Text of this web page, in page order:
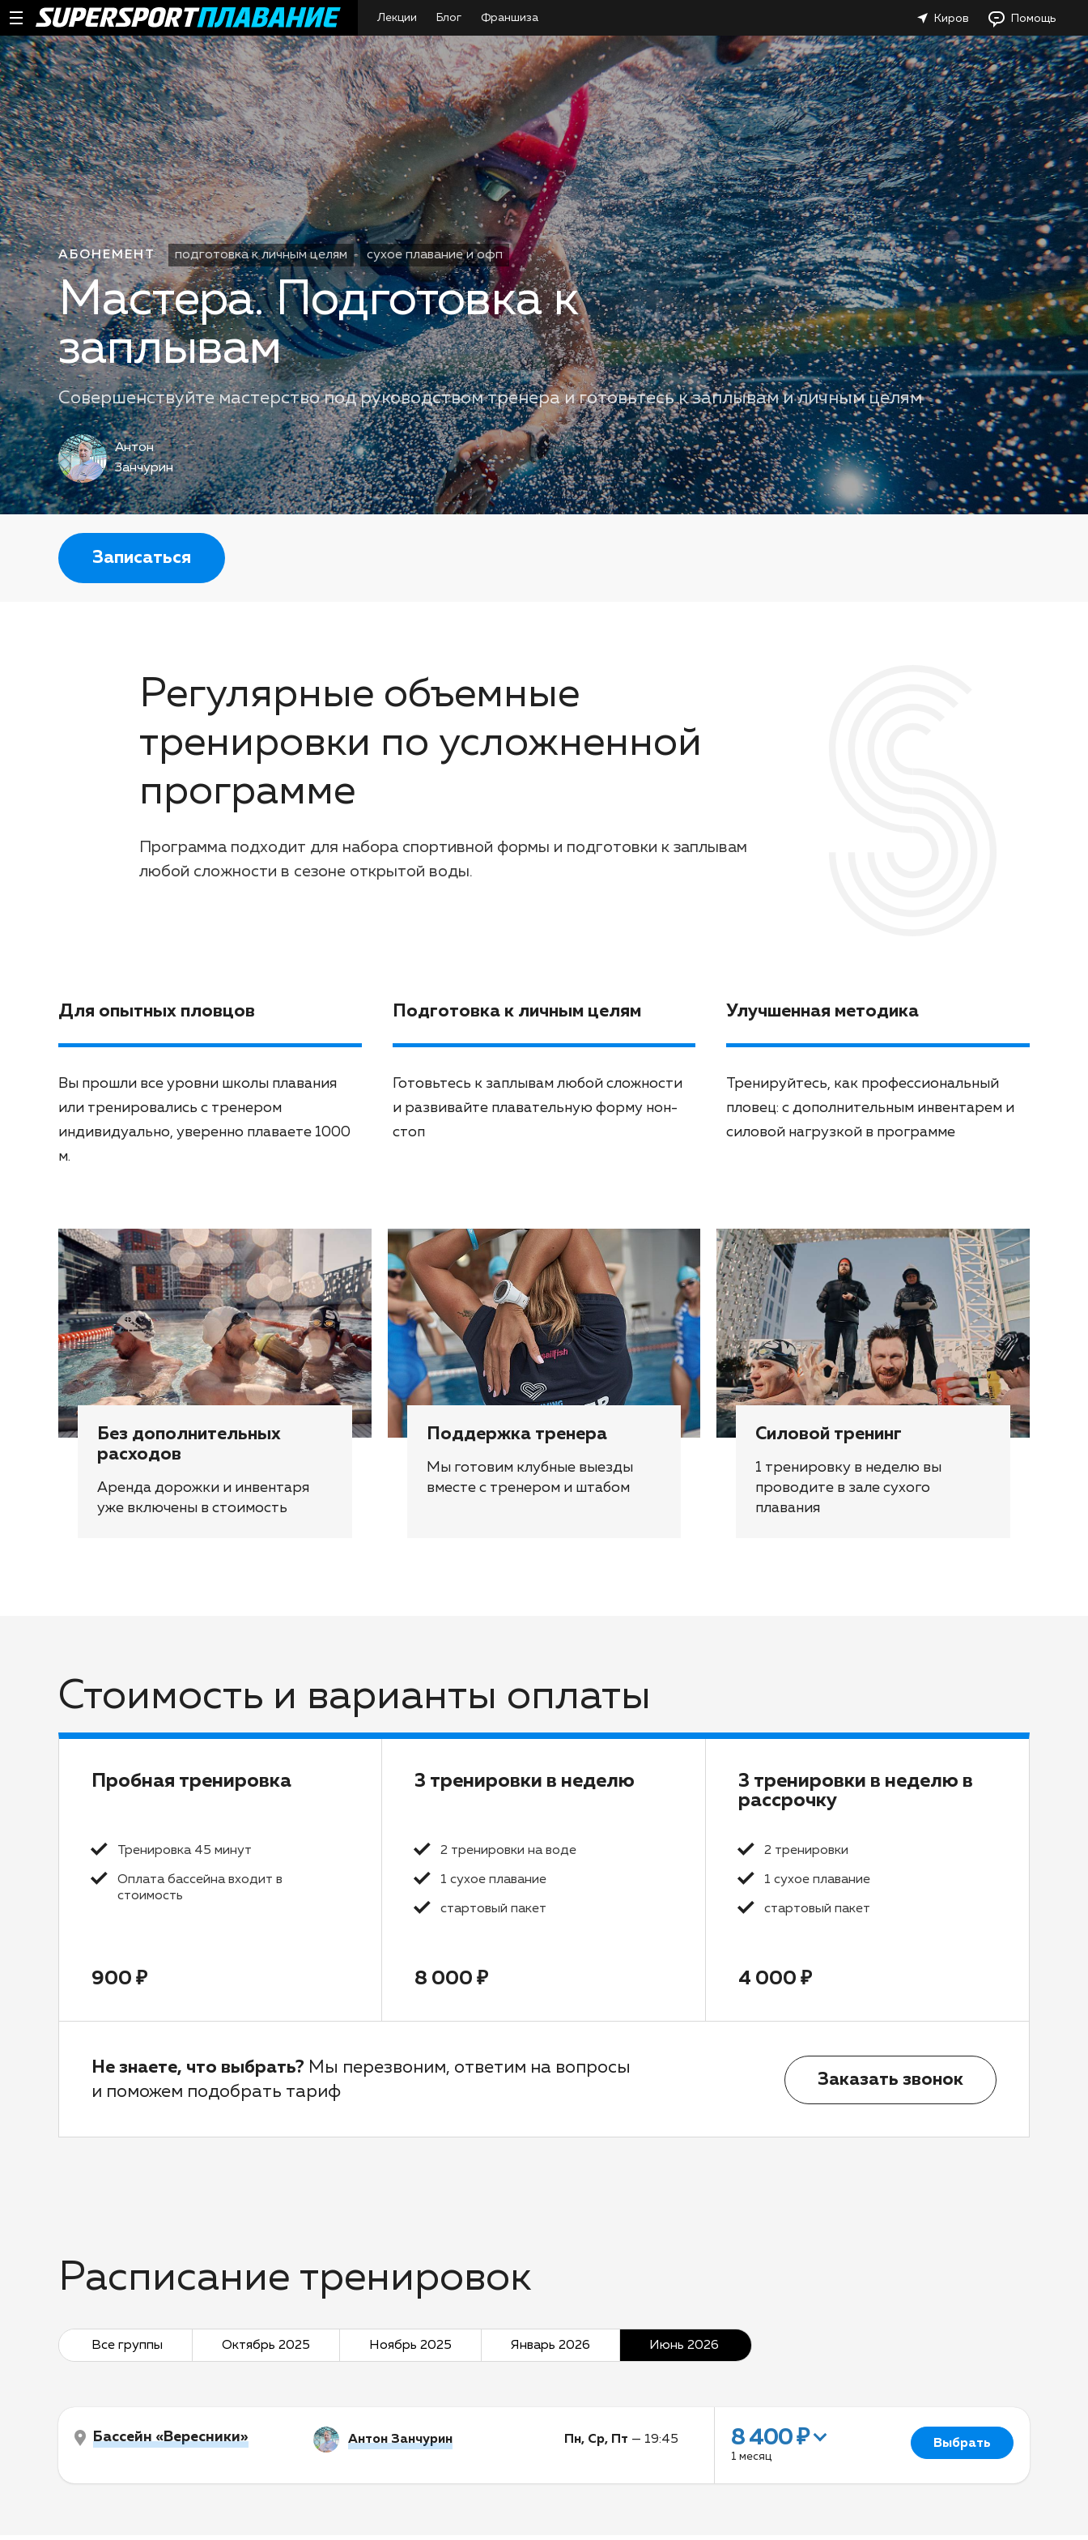
Лекции Блог Франшиза Киров Помощь
АБОНЕМЕНТ подготовка к личным целям сухое плавание и офп
Мастера. Подготовка к
заплывам
Совершенствуйте мастерство под руководством тренера и готовьтесь к заплывам и личным целям
Антон
Занчурин
Записаться
Регулярные объемные
тренировки по усложненной
программе
Программа подходит для набора спортивной формы и подготовки к заплывам
любой сложности в сезоне открытой воды.
Для опытных пловцов
Вы прошли все уровни школы плавания
или тренировались с тренером
индивидуально, уверенно плаваете 1000
м.
Подготовка к личным целям
Готовьтесь к заплывам любой сложности
и развивайте плавательную форму нон-
стоп
Улучшенная методика
Тренируйтесь, как профессиональный
пловец: с дополнительным инвентарем и
силовой нагрузкой в программе
Без дополнительных
расходов
Аренда дорожки и инвентаря
уже включены в стоимость
Поддержка тренера
Мы готовим клубные выезды
вместе с тренером и штабом
Силовой тренинг
1 тренировку в неделю вы
проводите в зале сухого
плавания
Стоимость и варианты оплаты
Пробная тренировка 3 тренировки в неделю
3 тренировки в неделю в
рассрочку
Тренировка 45 минут
Оплата бассейна входит в
стоимость
2 тренировки на воде
1 сухое плавание
стартовый пакет
2 тренировки
1 сухое плавание
стартовый пакет
900 ₽ 8 000 ₽ 4 000 ₽
Не знаете, что выбрать? Мы перезвоним, ответим на вопросы
и поможем подобрать тариф
Заказать звонок
Расписание тренировок
Все группы Октябрь 2025 Ноябрь 2025 Январь 2026 Июнь 2026
Бассейн «Вересники» Антон Занчурин Пн, Ср, Пт — 19:45 8 400 ₽
1 месяц
Выбрать